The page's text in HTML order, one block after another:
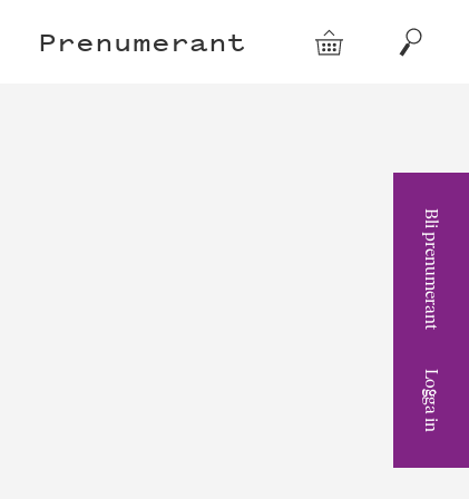
Prenumerant Varukorg Sök
Bli prenumerant
Logga in